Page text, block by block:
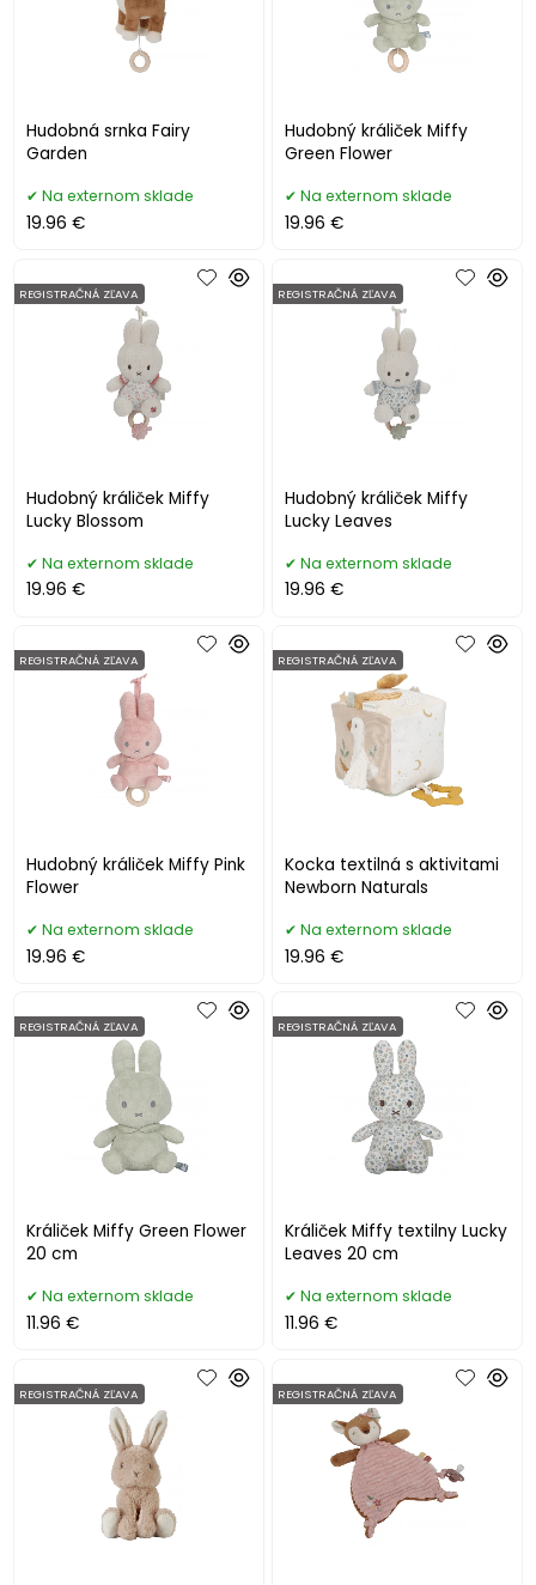
Hudobná srnka Fairy
Garden
Na externom sklade
19.96 €
Hudobný králiček Miffy
Green Flower
Na externom sklade
19.96 €
Hudobný králiček Miffy
Lucky Blossom
REGISTRAČNÁ ZĽAVA
Na externom sklade
19.96 €
Hudobný králiček Miffy
Lucky Leaves
REGISTRAČNÁ ZĽAVA
Na externom sklade
19.96 €
Hudobný králiček Miffy Pink
Flower
REGISTRAČNÁ ZĽAVA
Na externom sklade
19.96 €
Kocka textilná s aktivitami
Newborn Naturals
REGISTRAČNÁ ZĽAVA
Na externom sklade
19.96 €
Králiček Miffy Green Flower
20 cm
REGISTRAČNÁ ZĽAVA
Na externom sklade
11.96 €
Králiček Miffy textilny Lucky
Leaves 20 cm
REGISTRAČNÁ ZĽAVA
Na externom sklade
11.96 €
REGISTRAČNÁ ZĽAVA REGISTRAČNÁ ZĽAVA